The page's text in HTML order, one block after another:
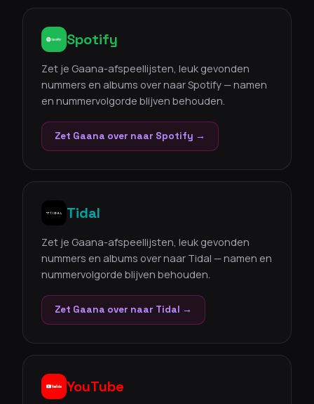
Spotify
Zet je Gaana-afspeellijsten, leuk gevonden
nummers en albums over naar Spotify — namen
en nummervolgorde blijven behouden.
Zet Gaana over naar Spotify →
Tidal
Zet je Gaana-afspeellijsten, leuk gevonden
nummers en albums over naar Tidal — namen en
nummervolgorde blijven behouden.
Zet Gaana over naar Tidal →
YouTube